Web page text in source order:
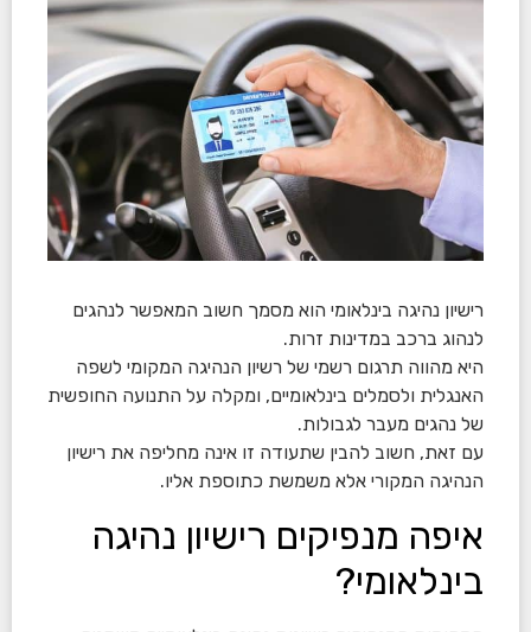
רישיון נהיגה בינלאומי הוא מסמך חשוב המאפשר לנהגים
לנהוג ברכב במדינות זרות.
היא מהווה תרגום רשמי של רשיון הנהיגה המקומי לשפה
האנגלית ולסמלים בינלאומיים, ומקלה על התנועה החופשית
של נהגים מעבר לגבולות.
עם זאת, חשוב להבין שתעודה זו אינה מחליפה את רישיון
הנהיגה המקורי אלא משמשת כתוספת אליו.
איפה מנפיקים רישיון נהיגה
בינלאומי?